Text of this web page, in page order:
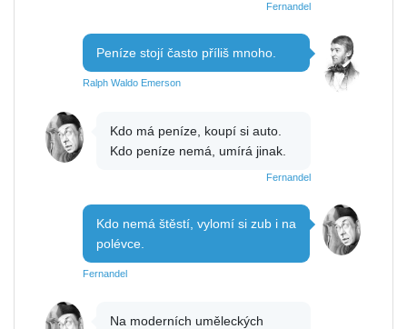
Fernandel
Peníze stojí často příliš mnoho.
Ralph Waldo Emerson
Kdo má peníze, koupí si auto.
Kdo peníze nemá, umírá jinak.
Fernandel
Kdo nemá štěstí, vylomí si zub i na
polévce.
Fernandel
Na moderních uměleckých